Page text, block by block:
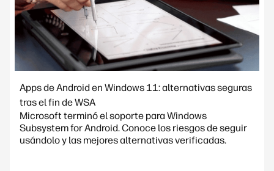
Apps de Android en Windows 11: alternativas seguras
tras el fin de WSA
Microsoft terminó el soporte para Windows
Subsystem for Android. Conoce los riesgos de seguir
usándolo y las mejores alternativas verificadas.